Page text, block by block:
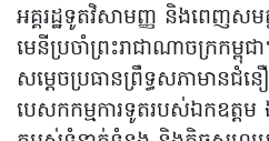
អគ្គរដ្ឋទូតវិសាមញ្ញ និងពេញសម
មេនីប្រចាំព្រះរាជាណាចក្រកម្ពុជ
សម្តេចប្រធានព្រឹទ្ធសភាមានជំ
បេសកកម្មការទូតរបស់ឯកឧត្ត